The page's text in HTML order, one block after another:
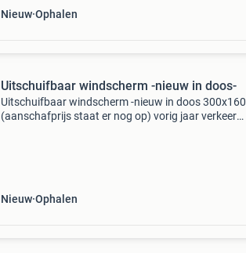
Nieuw Ophalen
Uitschuifbaar windscherm -nieuw in doos-
Uitschuifbaar windscherm -nieuw in doos 300x160
(aanschafprijs staat er nog op) vorig jaar verkeerd
Nieuw Ophalen